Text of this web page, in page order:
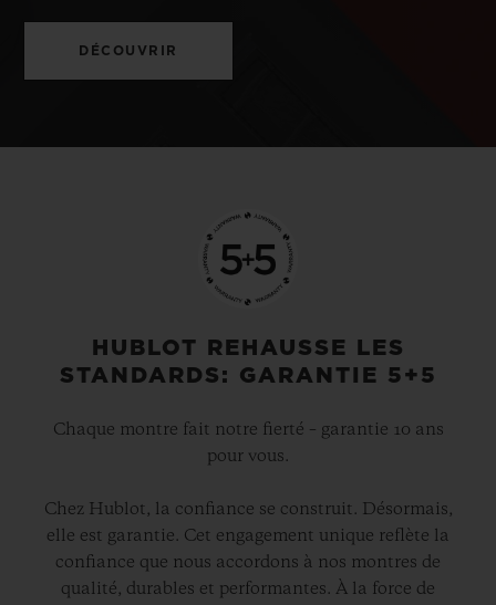
DÉCOUVRIR
HUBLOT REHAUSSE LES
STANDARDS: GARANTIE 5+5
Chaque montre fait notre fierté – garantie 10 ans
pour vous.
Chez Hublot, la confiance se construit. Désormais,
elle est garantie. Cet engagement unique reflète la
confiance que nous accordons à nos montres de
qualité, durables et performantes. À la force de